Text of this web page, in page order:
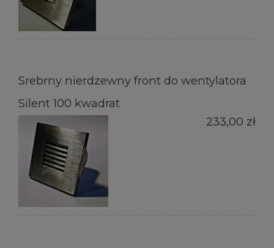
Srebrny nierdzewny front do wentylatora
Silent 100 kwadrat
233,00 zł